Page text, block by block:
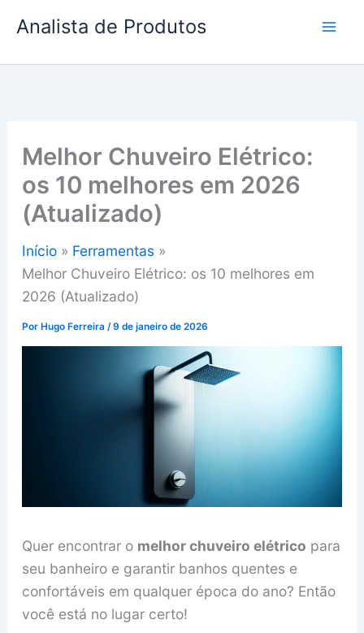
paraAnalista de Produtos
Melhor Chuveiro Elétrico:
os 10 melhores em 2026
(Atualizado)
Início
Ferramentas
Melhor Chuveiro Elétrico: os 10 melhores em
2026 (Atualizado)
Por Hugo Ferreira /9 de janeiro de 2026
Quer encontrar o melhor chuveiro elétrico para
seu banheiro e garantir banhos quentes e
confortáveis em qualquer época do ano? Então
você está no lugar certo!